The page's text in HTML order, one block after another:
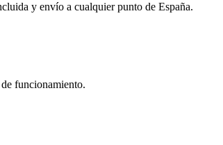
y envío a cualquier punto de España.
funcionamiento.